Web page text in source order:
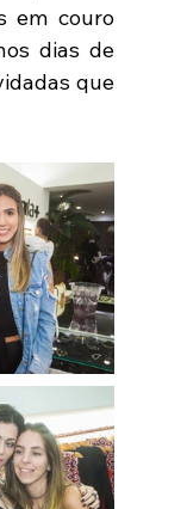
em couro
dias de
que